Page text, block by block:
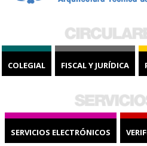
COLEGIAL FISCAL Y JURÍDICA
SERVICIOS ELECTRÓNICOS